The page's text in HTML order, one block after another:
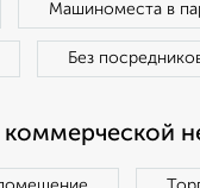
Машиноместа в
Без